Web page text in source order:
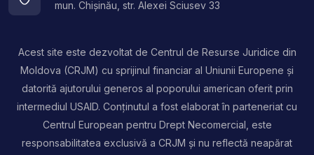
mun. Chișinău, str. Alexei Sciusev 33
Acest site este dezvoltat de Centrul de Resurse Juridice din
Moldova (CRJM) cu sprijinul financiar al Uniunii Europene și
datorită ajutorului generos al poporului american oferit prin
intermediul USAID. Conținutul a fost elaborat în parteneriat cu
Centrul European pentru Drept Necomercial, este
responsabilitatea exclusivă a CRJM și nu reflectă neapărat